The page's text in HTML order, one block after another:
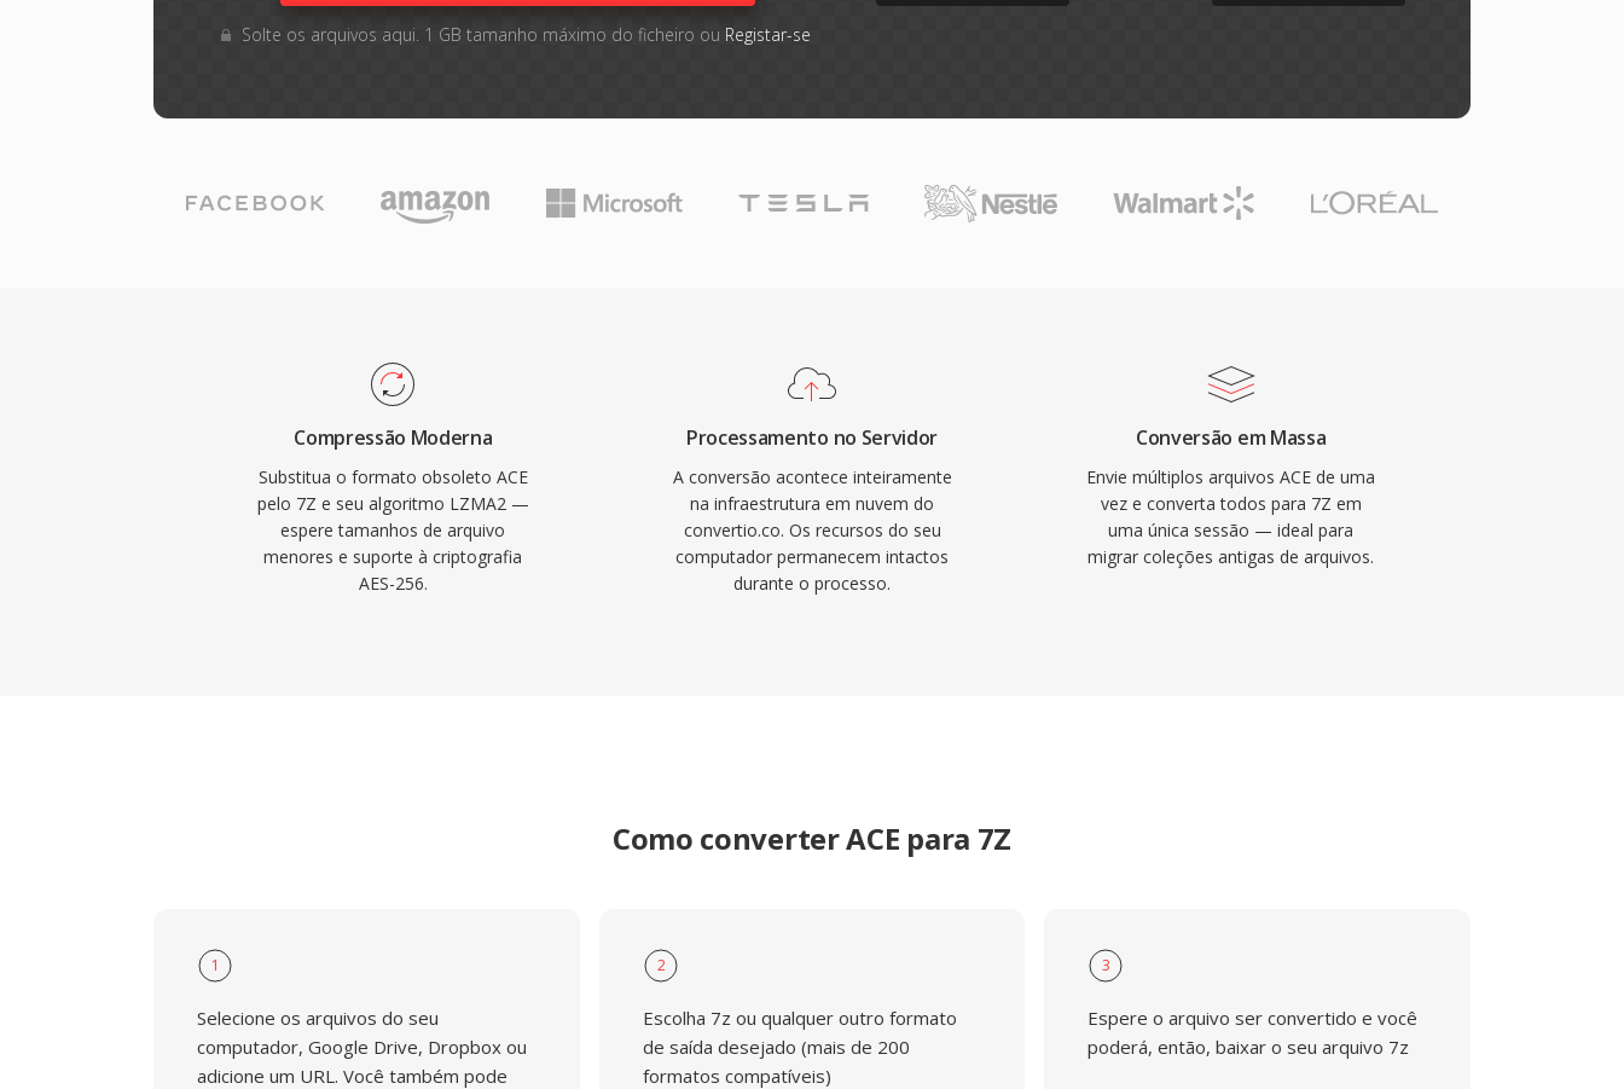
Solte os arquivos aqui. 1 GB tamanho máximo do ficheiro ou Registar-se
Compressão Moderna
Substitua o formato obsoleto ACE
pelo 7Z e seu algoritmo LZMA2 —
espere tamanhos de arquivo
menores e suporte à criptografia
AES-256.
Processamento no Servidor
A conversão acontece inteiramente
na infraestrutura em nuvem do
convertio.co. Os recursos do seu
computador permanecem intactos
durante o processo.
Conversão em Massa
Envie múltiplos arquivos ACE de uma
vez e converta todos para 7Z em
uma única sessão — ideal para
migrar coleções antigas de arquivos.
Como converter ACE para 7Z
1
Selecione os arquivos do seu
computador, Google Drive, Dropbox ou
adicione um URL. Você também pode
2
Escolha 7z ou qualquer outro formato
de saída desejado (mais de 200
formatos compatíveis)
3
Espere o arquivo ser convertido e você
poderá, então, baixar o seu arquivo 7z